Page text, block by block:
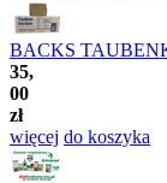
BACKS
35,
00
zł
więcej do koszyka